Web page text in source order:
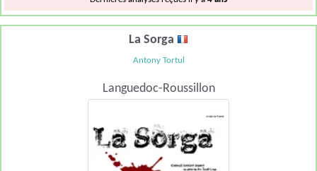
La Sorga
Antony Tortul
Languedoc-Roussillon